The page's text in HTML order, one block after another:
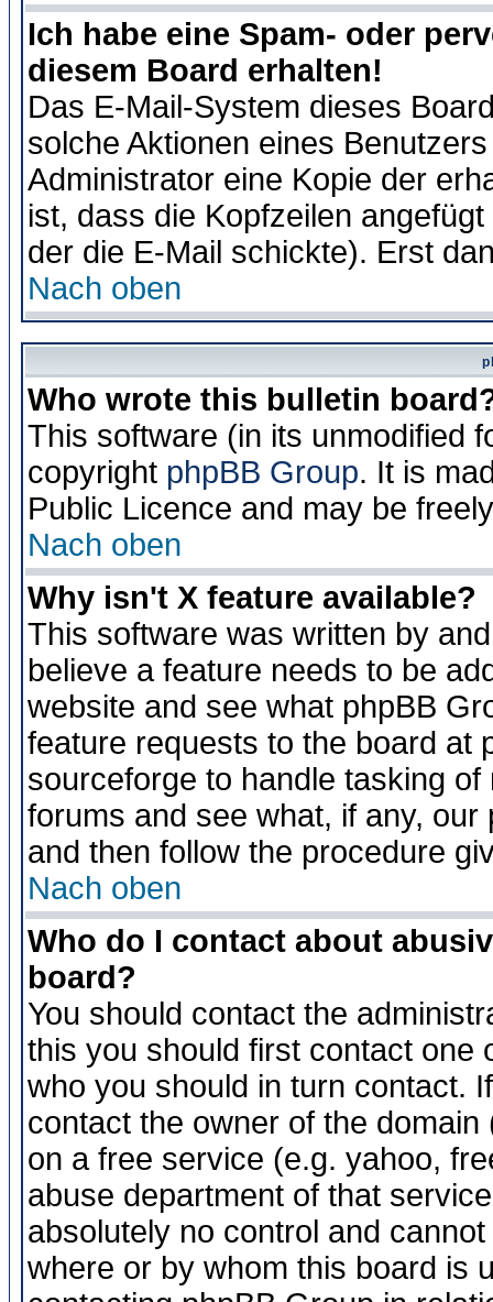
Ich habe eine Spam- oder
diesem Board erhalten!
Das E-Mail-System dieses
solche Aktionen eines
Administrator eine Kopie der
ist, dass die Kopfzeilen
der die E-Mail schickte). Erst
Nach oben
Who wrote this bulletin
This software (in its unmodified
copyright phpBB Group. It is
Public Licence and may be
Nach oben
Why isn't X feature available?
This software was written by
believe a feature needs to be
website and see what phpBB
feature requests to the board at
sourceforge to handle tasking
forums and see what, if any,
and then follow the procedure
Nach oben
Who do I contact about
board?
You should contact the
this you should first contact one
who you should in turn contact.
contact the owner of the
on a free service (e.g. yahoo,
abuse department of that
absolutely no control and
where or by whom this board is